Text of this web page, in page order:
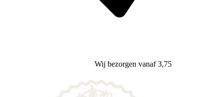
Wij bezorgenvanaf 3,75